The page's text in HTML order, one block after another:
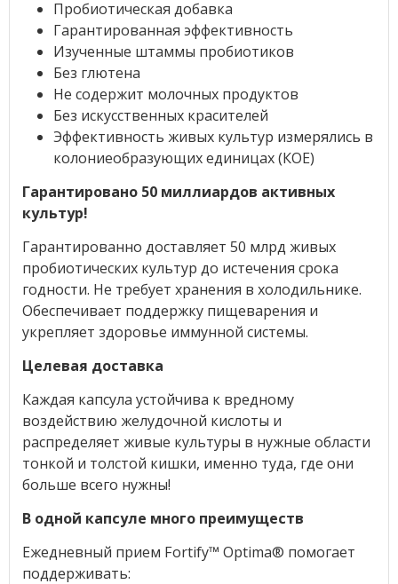
Пробиотическая добавка
Гарантированная эффективность
Изученные штаммы пробиотиков
Без глютена
Не содержит молочных продуктов
Без искусственных красителей
Эффективность живых культур измерялись в
колониеобразующих единицах (КОЕ)
Гарантировано 50 миллиардов активных
культур!
Гарантированно доставляет 50 млрд живых
пробиотических культур до истечения срока
годности. Не требует хранения в холодильнике.
Обеспечивает поддержку пищеварения и
укрепляет здоровье иммунной системы.
Целевая доставка
Каждая капсула устойчива к вредному
воздействию желудочной кислоты и
распределяет живые культуры в нужные области
тонкой и толстой кишки, именно туда, где они
больше всего нужны!
В одной капсуле много преимуществ
Ежедневный прием Fortify™ Optima® помогает
поддерживать: